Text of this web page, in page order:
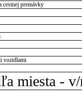
cestnej premávky
vozidlami
miesta -